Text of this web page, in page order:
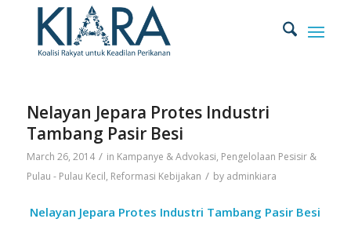
Nelayan Jepara Protes Industri
Tambang Pasir Besi
March 26, 2014 / in Kampanye & Advokasi, Pengelolaan Pesisir &
Pulau - Pulau Kecil, Reformasi Kebijakan / by adminkiara
Nelayan Jepara Protes Industri Tambang Pasir Besi